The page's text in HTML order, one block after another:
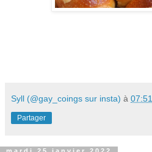
Syll (@gay_coings sur insta) à 07:51
Partager